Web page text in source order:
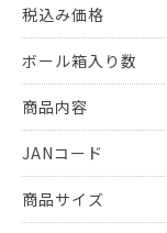
税込み価格
ボール箱入り数
商品内容
JANコード
商品サイズ